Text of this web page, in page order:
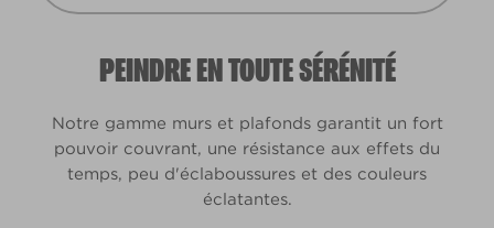
PEINDRE EN TOUTE SÉRÉNITÉ
Notre gamme murs et plafonds garantit un fort
pouvoir couvrant, une résistance aux effets du
temps, peu d'éclaboussures et des couleurs
éclatantes.